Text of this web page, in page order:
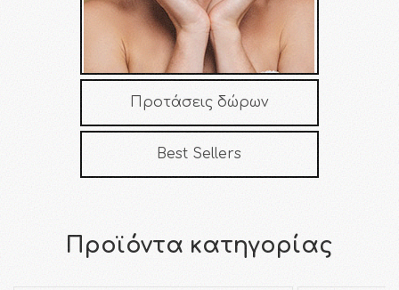
Προτάσεις δώρων
Best Sellers
Προϊόντα κατηγορίας